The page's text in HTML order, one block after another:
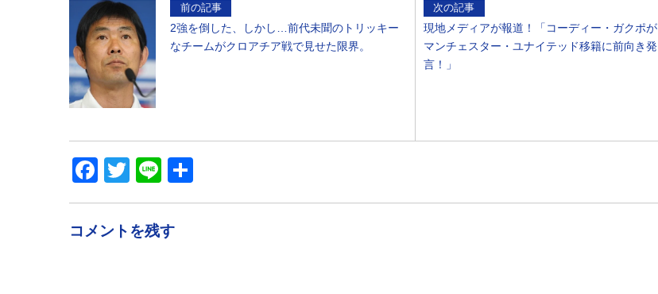
前の記事
2強を倒した、しかし…前代未聞のトリッキー
なチームがクロアチア戦で見せた限界。
次の記事
現地メディアが報道！「コーディー・ガクポが
マンチェスター・ユナイテッド移籍に前向き発
言！」
Facebook
Twitter
Line
有
コメントを残す